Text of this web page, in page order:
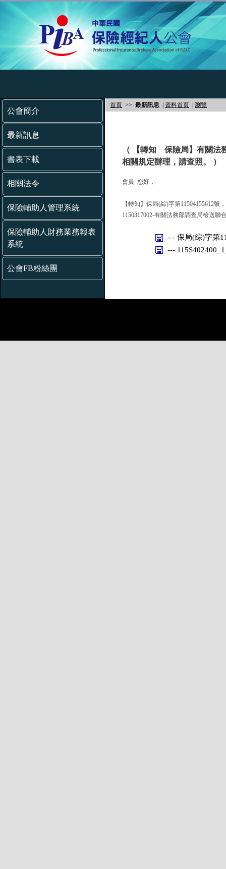
公會簡介
最新訊息
書表下載
相關法令
保險輔助人管理系統
保險輔助人財務業務報表
系統
公會FB粉絲團
首頁 >> 最新訊息 資料首頁 瀏覽
（ 【轉知 保險局】有關法
相關規定辦理，請查照。 ）
會員 您好，
【轉知】保局(綜)字第11504155612號
1150317002-有關法務部調查局檢送
--- 保局(綜)字第
---